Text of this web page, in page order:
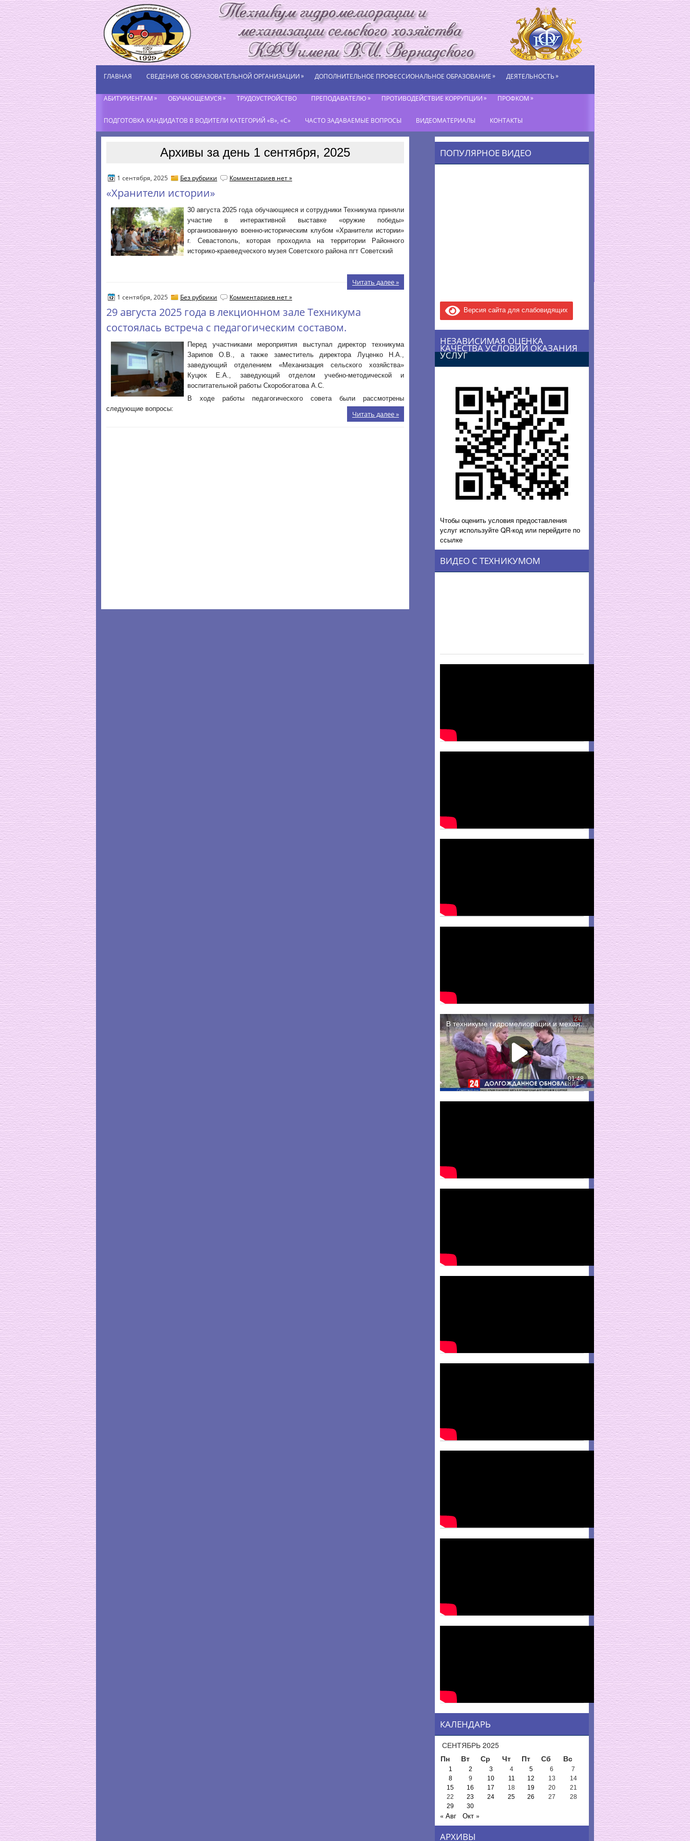
ГЛАВНАЯ СВЕДЕНИЯ ОБ ОБРАЗОВАТЕЛЬНОЙ ОРГАНИЗАЦИИ» ДОПОЛНИТЕЛЬНОЕ ПРОФЕССИОНАЛЬНОЕ ОБРАЗОВАНИЕ» ДЕЯТЕЛЬНОСТЬ»
АБИТУРИЕНТАМ» ОБУЧАЮЩЕМУСЯ» ТРУДОУСТРОЙСТВО ПРЕПОДАВАТЕЛЮ» ПРОТИВОДЕЙСТВИЕ КОРРУПЦИИ» ПРОФКОМ»
ПОДГОТОВКА КАНДИДАТОВ В ВОДИТЕЛИ КАТЕГОРИЙ «В», «С» ЧАСТО ЗАДАВАЕМЫЕ ВОПРОСЫ ВИДЕОМАТЕРИАЛЫ КОНТАКТЫ
Архивы за день 1 сентября, 2025
1 сентября, 2025 Без рубрики Комментариев нет »
«Хранители истории»
30 августа 2025 года обучающиеся и сотрудники Техникума приняли
участие в интерактивной выставке «оружие победы»
организованную военно-историческим клубом «Хранители истории»
г. Севастополь, которая проходила на территории Районного
историко-краеведческого музея Советского района пгт Советский
Читать далее »
1 сентября, 2025 Без рубрики Комментариев нет »
29 августа 2025 года в лекционном зале Техникума
состоялась встреча с педагогическим составом.
Перед участниками мероприятия выступал директор техникума
Зарипов О.В., а также заместитель директора Луценко Н.А.,
заведующий отделением «Механизация сельского хозяйства»
Куцюк Е.А., заведующий отделом учебно-методической и
воспитательной работы Скоробогатова А.С.
В ходе работы педагогического совета были рассмотрены
следующие вопросы:
Читать далее »
ПОПУЛЯРНОЕ ВИДЕО
Версия сайта для слабовидящих
НЕЗАВИСИМАЯ ОЦЕНКА
КАЧЕСТВА УСЛОВИЙ ОКАЗАНИЯ
УСЛУГ
Чтобы оценить условия предоставления
услуг используйте QR-код или перейдите по
ссылке
ВИДЕО С ТЕХНИКУМОМ
КАЛЕНДАРЬ
СЕНТЯБРЬ 2025
Пн
Вт Ср Чт Пт Сб Вс
1 2 3 4 5 6
7
8
9 10 11 12 13
14
15
16 17 18 19 20
21
22
23 24 25 26 27
28
29
30
« Авг Окт »
АРХИВЫ